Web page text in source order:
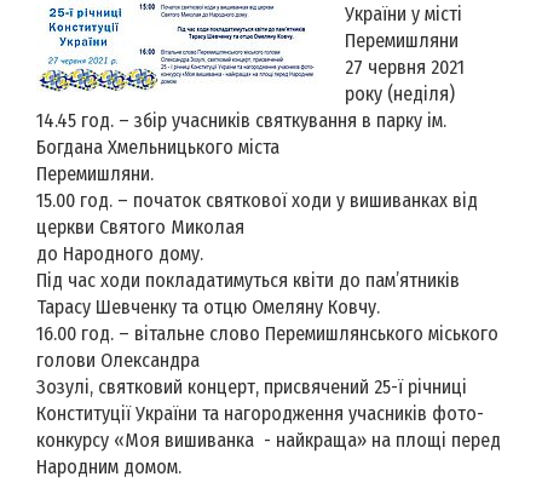
України у місті
Перемишляни
27 червня 2021
року (неділя)
14.45 год. – збір учасників святкування в парку ім.
Богдана Хмельницького міста
Перемишляни.
15.00 год. – початок святкової ходи у вишиванках від
церкви Святого Миколая
до Народного дому.
Під час ходи покладатимуться квіти до пам’ятників
Тарасу Шевченку та отцю Омеляну Ковчу.
16.00 год. – вітальне слово Перемишлянського міського
голови Олександра
Зозулі, святковий концерт, присвячений 25-ї річниці
Конституції України та нагородження учасників фото-
конкурсу «Моя вишиванка - найкраща» на площі перед
Народним домом.